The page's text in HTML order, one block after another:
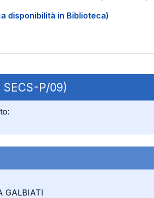
disponibilità in Biblioteca)
P/09)
GALBIATI